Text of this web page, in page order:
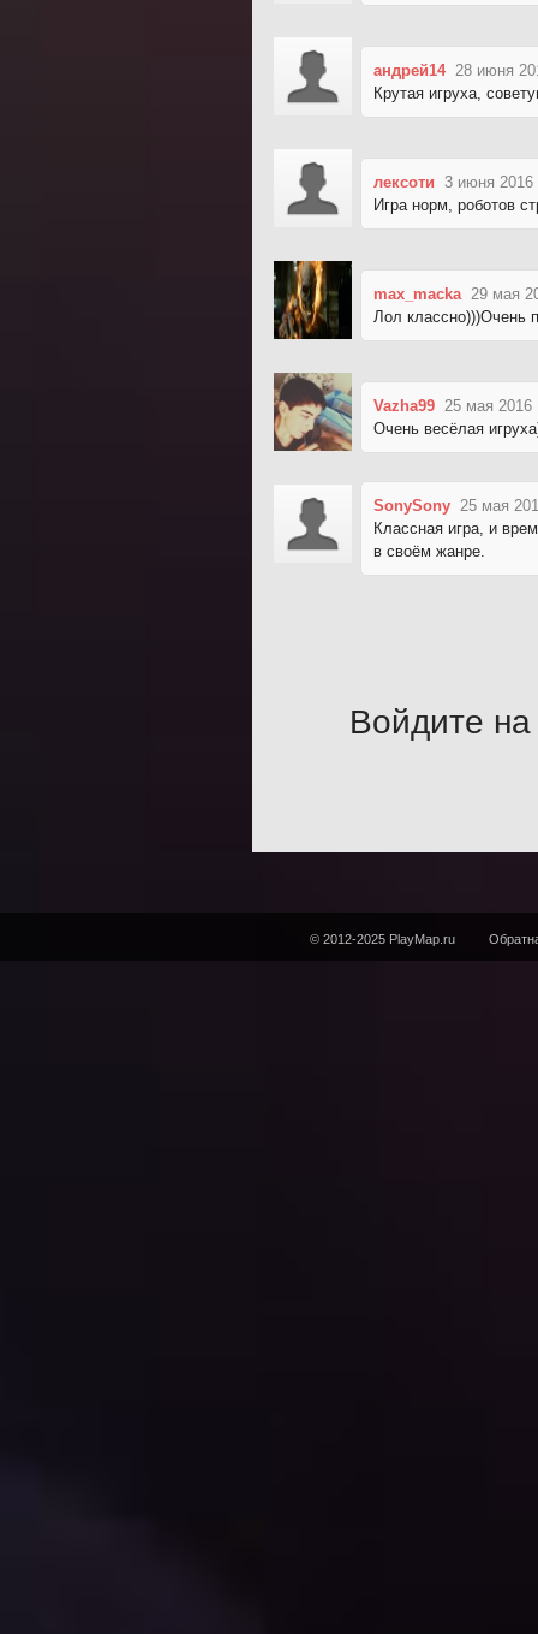
андрей14 28 июня
Крутая игруха,
лексоти 3 июня 2016
Игра норм, роботов
max_macka 29 мая
Лол классно)))Очень
Vazha99 25 мая 2016
Очень весёлая
SonySony 25 мая
Классная игра, и
в своём жанре.
Войдите на
© 2012-2025 PlayMap.ru